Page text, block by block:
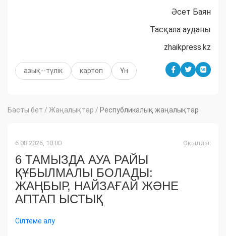
Әсет Баян
Тасқала ауданы
zhaikpress.kz
азық--түлік картоп Ұн
Басты бет / Жаңалықтар / Республикалық жаңалықтар
6.08.2026, 10:00 Оқылды:
6 ТАМЫЗДА АУА РАЙЫ
ҚҰБЫЛМАЛЫ БОЛАДЫ:
ЖАҢБЫР, НАЙЗАҒАЙ ЖӘНЕ
АПТАП ЫСТЫҚ
Сілтеме алу